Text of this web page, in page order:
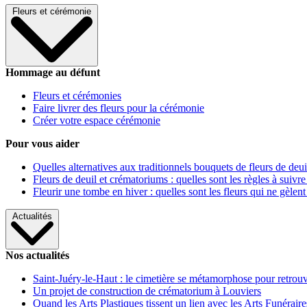
Fleurs et cérémonie
Hommage au défunt
Fleurs et cérémonies
Faire livrer des fleurs pour la cérémonie
Créer votre espace cérémonie
Pour vous aider
Quelles alternatives aux traditionnels bouquets de fleurs de
Fleurs de deuil et crématoriums : quelles sont les règles à
Fleurir une tombe en hiver : quelles sont les fleurs qui ne gèlent
Actualités
Nos actualités
Saint-Juéry-le-Haut : le cimetière se métamorphose pour
Un projet de construction de crématorium à Louviers
Quand les Arts Plastiques tissent un lien avec les Arts